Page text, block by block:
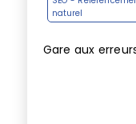
naturel
Gare aux